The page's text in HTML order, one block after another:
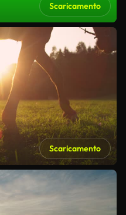
Scaricamento
Scaricamento